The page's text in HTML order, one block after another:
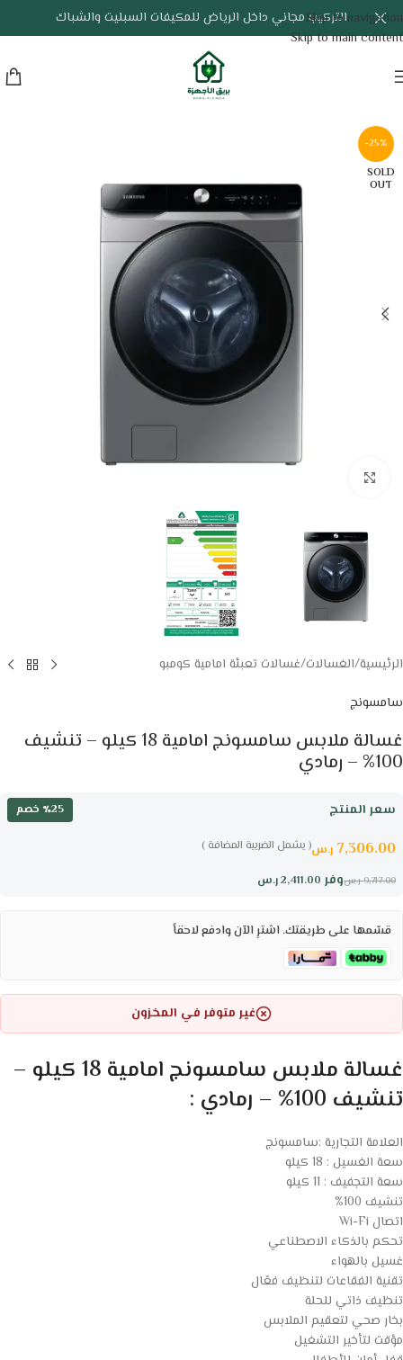
Skip to navigation
Skip to main content
التركيب مجاني داخل الرياض للمكيفات السبليت والشباك
-25%
SOLD
OUT
الرئيسية/الغسالات/غسالات تعبئة امامية كومبو
سامسونج
غسالة ملابس سامسونج امامية 18 كيلو – تنشيف
100% – رمادي
سعر المنتج ٪25 خصم
( يشمل الضريبة المضافة ) 7,306.00 ر.س
وفر 2,411.00ر.س 9,717.00 ر.س
قسّمها على طريقتك. اشترِ الآن وادفع لاحقاً
غير متوفر في المخزون
غسالة ملابس سامسونج امامية 18 كيلو –
تنشيف 100% – رمادي :
العلامة التجارية :سامسونج
سعة الغسيل : 18 كيلو
سعة التجفيف : 11 كيلو
تنشيف 100%
اتصال Wi-Fi
تحكم بالذكاء الاصطناعي
غسيل بالهواء
تقنية الفقاعات لتنظيف فعّال
تنظيف ذاتي للحلة
بخار صحي لتعقيم الملابس
مؤقت لتأخير التشغيل